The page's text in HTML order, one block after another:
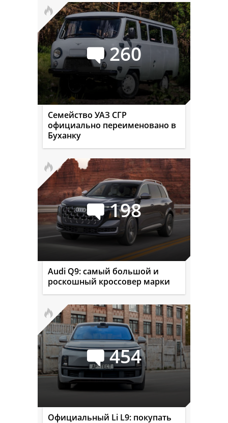
260
Семейство УАЗ СГР
официально переименовано в
Буханку
198
Audi Q9: самый большой и
роскошный кроссовер марки
454
Официальный Li L9: покупать